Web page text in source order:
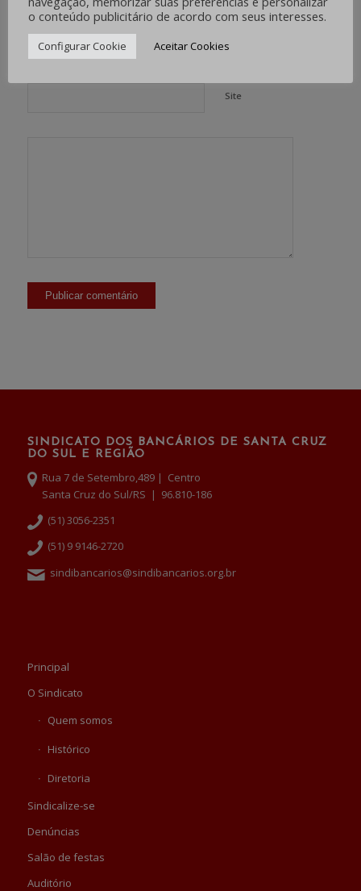
E-mail
Site
SINDICATO DOS BANCÁRIOS DE SANTA CRUZ
DO SUL E REGIÃO
Rua 7 de Setembro,489 | Centro
Santa Cruz do Sul/RS | 96.810-186
(51) 3056-2351
(51) 9 9146-2720
sindibancarios@sindibancarios.org.br
Principal
O Sindicato
Quem somos
Histórico
Diretoria
Sindicalize-se
Denúncias
Salão de festas
Auditório
o conteúdo publicitário de acordo com seus interesses.
Configurar Cookie Aceitar Cookies